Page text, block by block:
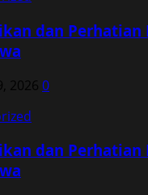
dan Perhatian
2026 0
dan Perhatian